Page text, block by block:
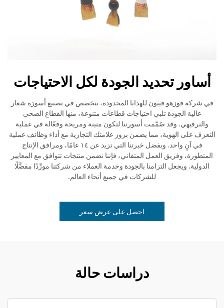
أساور تحديد الجودة لكل الاحتياجات
في شركة فوزهو فيبون للهدايا المحدودة، نتخصص في تصنيع أسورَة شعار
عالية الجودة تلبي احتياجات قطاعات متنوعة، منها القطاع الصحي
والترفيهي. وقد صُمّمت أسورتنا لتكون متينة ومريحة وفعّالة في عملية
التعرف على الهوية، مما يضمن بروز علامتك التجارية مع أداء وظائف عملية
في آنٍ واحد. وبفضل خبرتنا التي تزيد عن ١٤ عامًا، ومرافق الإنتاج
المتطورة، وفريق العمل المتفاني، فإننا نضمن منتجات تتوافق مع المعايير
الدولية. ويجعل التزامنا بالجودة وخدمة العملاء من شركتنا مورِّدًا مفضَّلًا
للشركات في جميع أنحاء العالم.
احصل على عرض سعر
دراسات حالة